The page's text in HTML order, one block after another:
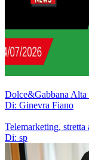
Dolce&Gabbana
Di: Ginevra Fiano
Telemarketing,
Di: sp